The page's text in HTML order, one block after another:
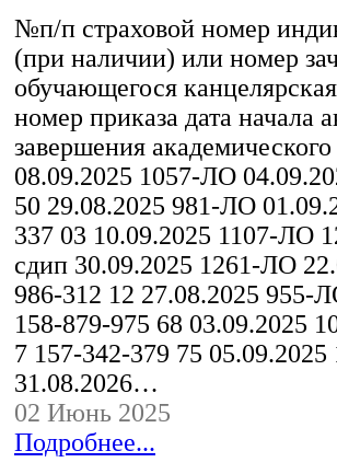
№п/п страховой номер
(при наличии) или номер
обучающегося
номер приказа дата начала
завершения
08.09.2025 1057-ЛО
50 29.08.2025 981-ЛО
337 03 10.09.2025 1107-ЛО
сдип 30.09.2025 1261-ЛО
986-312 12 27.08.2025 955-
158-879-975 68 03.09.2025
7 157-342-379 75
31.08.2026…
02 Июнь 2025
Подробнее...